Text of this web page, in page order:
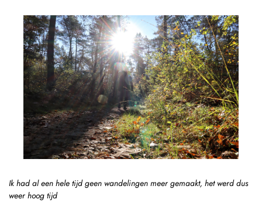
Ik had al een hele tijd geen wandelingen meer gemaakt, het werd dus
weer hoog tijd